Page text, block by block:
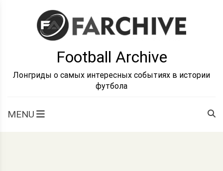
Football Archive
Лонгриды о самых интересных событиях в истории
футбола
MENU